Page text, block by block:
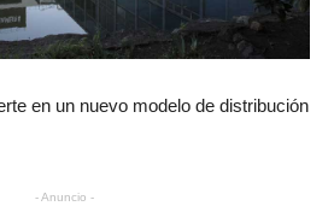
en un nuevo modelo de distribución
- Anuncio -